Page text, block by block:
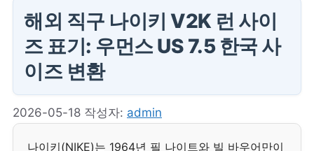
해외 직구 나이키 V2K 런 사이
즈 표기: 우먼스 US 7.5 한국 사
이즈 변환
2026-05-18 작성자: admin
나이키(NIKE)는 1964년 필 나이트와 빌 바우어만이